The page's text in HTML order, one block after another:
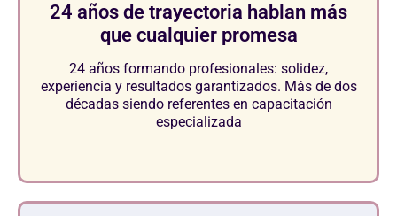
24 años de trayectoria hablan más
que cualquier promesa
24 años formando profesionales: solidez,
experiencia y resultados garantizados. Más de dos
décadas siendo referentes en capacitación
especializada